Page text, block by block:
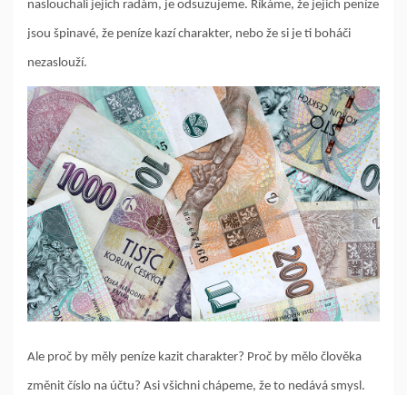
naslouchali jejich radám, je odsuzujeme. Říkáme, že jejich peníze
jsou špinavé, že peníze kazí charakter, nebo že si je ti boháči
nezaslouží.
Ale proč by měly peníze kazit charakter? Proč by mělo člověka
změnit číslo na účtu? Asi všichni chápeme, že to nedává smysl.